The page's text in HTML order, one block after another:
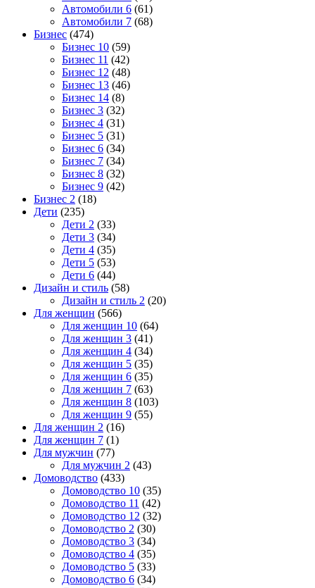
Автомобили 6 (61)
Автомобили 7 (68)
Бизнес (474)
Бизнес 10 (59)
Бизнес 11 (42)
Бизнес 12 (48)
Бизнес 13 (46)
Бизнес 14 (8)
Бизнес 3 (32)
Бизнес 4 (31)
Бизнес 5 (31)
Бизнес 6 (34)
Бизнес 7 (34)
Бизнес 8 (32)
Бизнес 9 (42)
Бизнес 2 (18)
Дети (235)
Дети 2 (33)
Дети 3 (34)
Дети 4 (35)
Дети 5 (53)
Дети 6 (44)
Дизайн и стиль (58)
Дизайн и стиль 2 (20)
Для женщин (566)
Для женщин 10 (64)
Для женщин 3 (41)
Для женщин 4 (34)
Для женщин 5 (35)
Для женщин 6 (35)
Для женщин 7 (63)
Для женщин 8 (103)
Для женщин 9 (55)
Для женщин 2 (16)
Для женщин 7 (1)
Для мужчин (77)
Для мужчин 2 (43)
Домоводство (433)
Домоводство 10 (35)
Домоводство 11 (42)
Домоводство 12 (32)
Домоводство 2 (30)
Домоводство 3 (34)
Домоводство 4 (35)
Домоводство 5 (33)
Домоводство 6 (34)